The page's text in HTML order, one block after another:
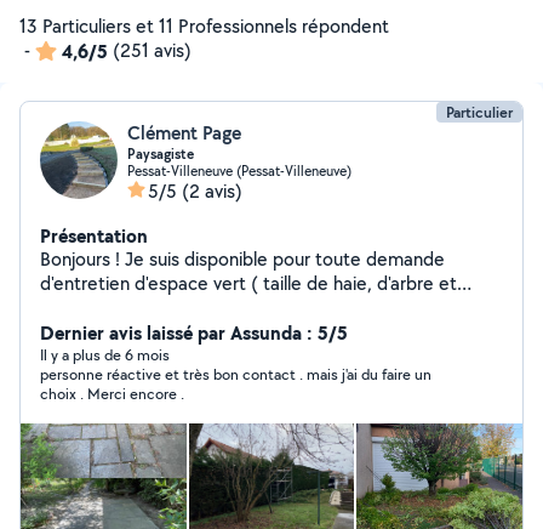
13 Particuliers et 11 Professionnels répondent
-
4,6/5 (251 avis)
Particulier
Clément Page
Paysagiste
Pessat-Villeneuve (Pessat-Villeneuve)
5/5 (2 avis)
Présentation
Bonjours ! Je suis disponible pour toute demande
d'entretien d'espace vert ( taille de haie, d'arbre et
aussi d'aménagement extérieur ( pavage, dallage,
terrasse bois, création de massif,..) Je suis aussi
disponible pour plusieurs petit travaux de toute sorte,
merci ! Contacter moi au 06 67 81 78 quatre-vingt
Dernier avis laissé par Assunda : 5/5
Il y a plus de 6 mois
personne réactive et très bon contact . mais j'ai du faire un
choix . Merci encore .